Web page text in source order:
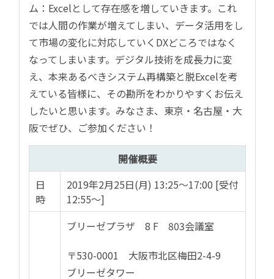
ム： Excelとして存在感を増していきます。これ
では人間の作業が増えてしまい、データ活用をし
て市場の変化に対応していく DXどころではなく
なってしまいます。デジタル技術を成長力に変
え、本来あるべきシステム再構築と脱Excelを考
えている皆様に、その勘所をわかりやすくお伝え
したいと思います。みなさま、東京・名古屋・大
阪でぜひ、ご参加ください！
開催概要
日
時
2019年2月25日(月) 13:25～17:00 [受付
12:55～]
ブリーゼプラザ 8 F 803会議室
〒530-0001 大阪市北区梅田2-4-9
ブリーゼタワー